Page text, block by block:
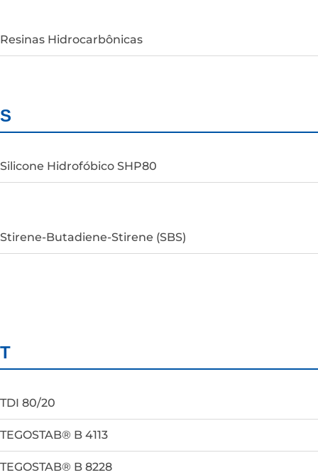
Resinas Hidrocarbônicas
S
Silicone Hidrofóbico SHP80
Stirene-Butadiene-Stirene (SBS)
T
TDI 80/20
TEGOSTAB® B 4113
TEGOSTAB® B 8228